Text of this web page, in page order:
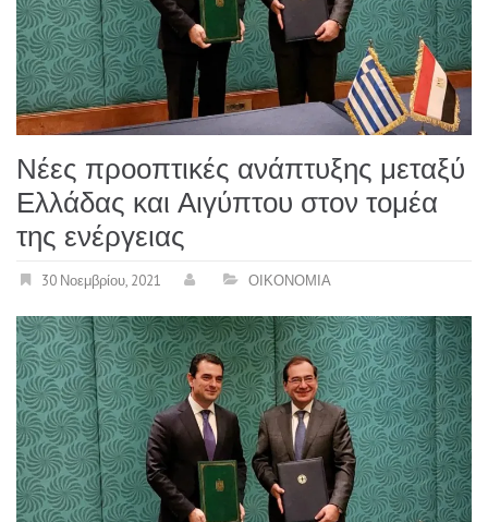
Νέες προοπτικές ανάπτυξης μεταξύ
Ελλάδας και Αιγύπτου στον τομέα
της ενέργειας
30 Νοεμβρίου, 2021 ΟΙΚΟΝΟΜΙΑ